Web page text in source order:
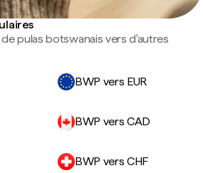
pulas botswanais vers d'autres
BWP vers EUR
BWP vers CAD
BWP vers CHF